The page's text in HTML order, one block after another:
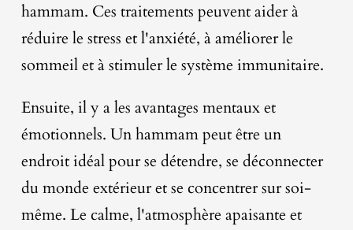
hammam. Ces traitements peuvent aider à
réduire le stress et l'anxiété, à améliorer le
sommeil et à stimuler le système immunitaire.
Ensuite, il y a les avantages mentaux et
émotionnels. Un hammam peut être un
endroit idéal pour se détendre, se déconnecter
du monde extérieur et se concentrer sur soi-
même. Le calme, l'atmosphère apaisante et